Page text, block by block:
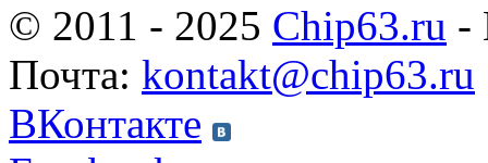
© 2011 - 2025 Chip63.ru -
Почта: kontakt@chip63.ru
ВКонтакте